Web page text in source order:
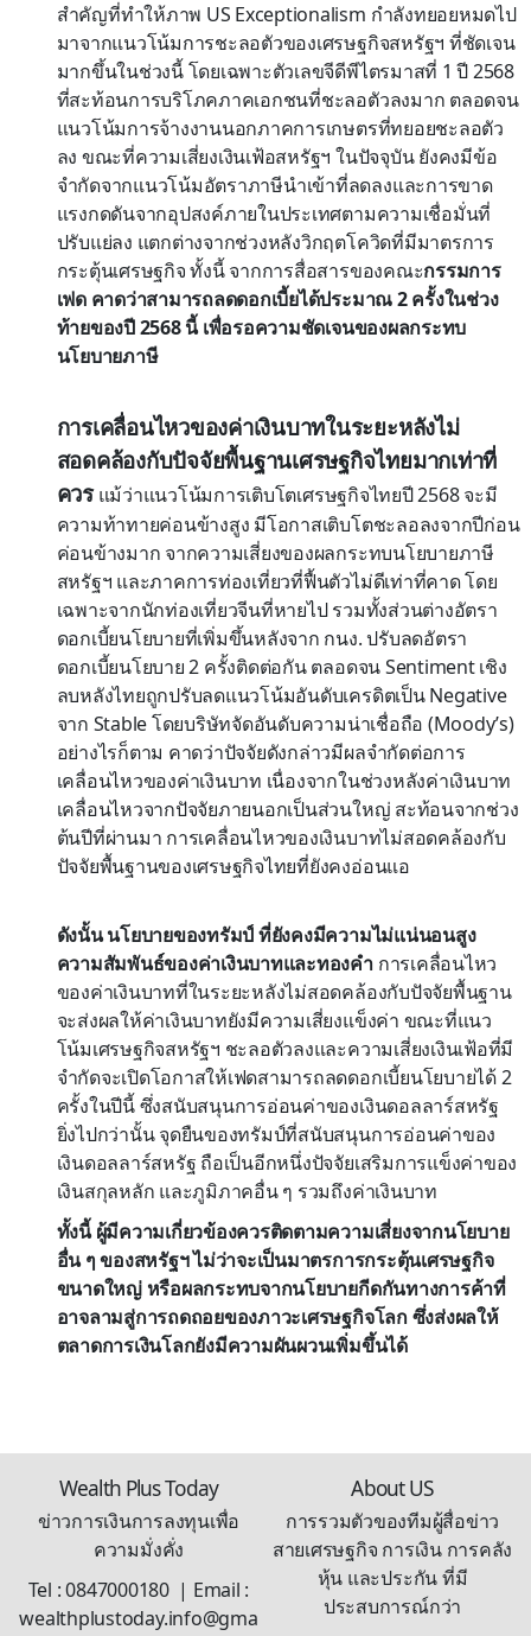
สำคัญที่ทำให้ภาพ US Exceptionalism กำลังทยอยหมดไป
มาจากแนวโน้มการชะลอตัวของเศรษฐกิจสหรัฐฯ ที่ชัดเจน
มากขึ้นในช่วงนี้ โดยเฉพาะตัวเลขจีดีพีไตรมาสที่ 1 ปี 2568
ที่สะท้อนการบริโภคภาคเอกชนที่ชะลอตัวลงมาก ตลอดจน
แนวโน้มการจ้างงานนอกภาคการเกษตรที่ทยอยชะลอตัว
ลง ขณะที่ความเสี่ยงเงินเฟ้อสหรัฐฯ ในปัจจุบัน ยังคงมีข้อ
จำกัดจากแนวโน้มอัตราภาษีนำเข้าที่ลดลงและการขาด
แรงกดดันจากอุปสงค์ภายในประเทศตามความเชื่อมั่นที่
ปรับแย่ลง แตกต่างจากช่วงหลังวิกฤตโควิดที่มีมาตรการ
กระตุ้นเศรษฐกิจ ทั้งนี้ จากการสื่อสารของคณะกรรมการ
เฟด คาดว่าสามารถลดดอกเบี้ยได้ประมาณ 2 ครั้งในช่วง
ท้ายของปี 2568 นี้ เพื่อรอความชัดเจนของผลกระทบ
นโยบายภาษี
การเคลื่อนไหวของค่าเงินบาทในระยะหลังไม่
สอดคล้องกับปัจจัยพื้นฐานเศรษฐกิจไทยมากเท่าที่
ควรแม้ว่าแนวโน้มการเติบโตเศรษฐกิจไทยปี 2568 จะมี
ความท้าทายค่อนข้างสูง มีโอกาสเติบโตชะลอลงจากปีก่อน
ค่อนข้างมาก จากความเสี่ยงของผลกระทบนโยบายภาษี
สหรัฐฯ และภาคการท่องเที่ยวที่ฟื้นตัวไม่ดีเท่าที่คาด โดย
เฉพาะจากนักท่องเที่ยวจีนที่หายไป รวมทั้งส่วนต่างอัตรา
ดอกเบี้ยนโยบายที่เพิ่มขึ้นหลังจาก กนง. ปรับลดอัตรา
ดอกเบี้ยนโยบาย 2 ครั้งติดต่อกัน ตลอดจน Sentiment เชิง
ลบหลังไทยถูกปรับลดแนวโน้มอันดับเครดิตเป็น Negative
จาก Stable โดยบริษัทจัดอันดับความน่าเชื่อถือ (Moody’s)
อย่างไรก็ตาม คาดว่าปัจจัยดังกล่าวมีผลจำกัดต่อการ
เคลื่อนไหวของค่าเงินบาท เนื่องจากในช่วงหลังค่าเงินบาท
เคลื่อนไหวจากปัจจัยภายนอกเป็นส่วนใหญ่ สะท้อนจากช่วง
ต้นปีที่ผ่านมา การเคลื่อนไหวของเงินบาทไม่สอดคล้องกับ
ปัจจัยพื้นฐานของเศรษฐกิจไทยที่ยังคงอ่อนแอ
ดังนั้น นโยบายของทรัมป์ ที่ยังคงมีความไม่แน่นอนสูง
ความสัมพันธ์ของค่าเงินบาทและทองคำ การเคลื่อนไหว
ของค่าเงินบาทที่ในระยะหลังไม่สอดคล้องกับปัจจัยพื้นฐาน
จะส่งผลให้ค่าเงินบาทยังมีความเสี่ยงแข็งค่า ขณะที่แนว
โน้มเศรษฐกิจสหรัฐฯ ชะลอตัวลงและความเสี่ยงเงินเฟ้อที่มี
จำกัดจะเปิดโอกาสให้เฟดสามารถลดดอกเบี้ยนโยบายได้ 2
ครั้งในปีนี้ ซึ่งสนับสนุนการอ่อนค่าของเงินดอลลาร์สหรัฐ
ยิ่งไปกว่านั้น จุดยืนของทรัมป์ที่สนับสนุนการอ่อนค่าของ
เงินดอลลาร์สหรัฐ ถือเป็นอีกหนึ่งปัจจัยเสริมการแข็งค่าของ
เงินสกุลหลัก และภูมิภาคอื่น ๆ รวมถึงค่าเงินบาท
ทั้งนี้ ผู้มีความเกี่ยวข้องควรติดตามความเสี่ยงจากนโยบาย
อื่น ๆ ของสหรัฐฯ ไม่ว่าจะเป็นมาตรการกระตุ้นเศรษฐกิจ
ขนาดใหญ่ หรือผลกระทบจากนโยบายกีดกันทางการค้าที่
อาจลามสู่การถดถอยของภาวะเศรษฐกิจโลก ซึ่งส่งผลให้
ตลาดการเงินโลกยังมีความผันผวนเพิ่มขึ้นได้
Wealth Plus Today
ข่าวการเงินการลงทุนเพื่อ
ความมั่งคั่ง
Tel : 0847000180 | Email :
wealthplustoday.info@gma
About US
การรวมตัวของทีมผู้สื่อข่าว
สายเศรษฐกิจ การเงิน การคลัง
หุ้น และประกัน ที่มี
ประสบการณ์กว่า